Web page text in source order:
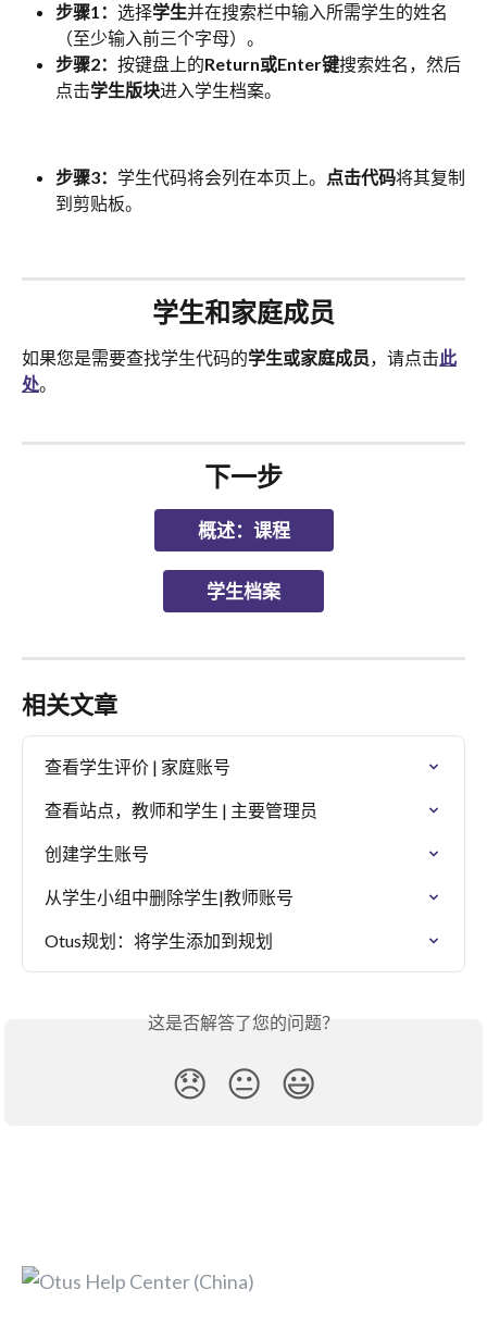
步骤1： 选择学生并在搜索栏中输入所需学生的姓名
（至少输入前三个字母）。
步骤2： 按键盘上的Return或Enter键搜索姓名，然后
点击学生版块进入学生档案。
步骤3： 学生代码将会列在本页上。 点击代码将其复制
到剪贴板。
学生和家庭成员
如果您是需要查找学生代码的学生或家庭成员，请点击此
处。
下一步
概述：课程
学生档案
相关文章
查看学生评价 | 家庭账号
查看站点，教师和学生 | 主要管理员
创建学生账号
从学生小组中删除学生|教师账号
Otus规划：将学生添加到规划
这是否解答了您的问题？
😞 😐 😃